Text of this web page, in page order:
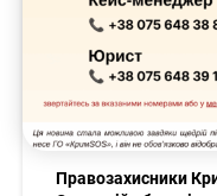
Правозахисники